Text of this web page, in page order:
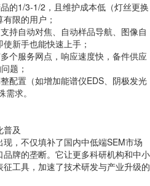
的1/3-1/2，且维护成本低（灯丝更换
限的用户；
持自动对焦、自动样品导航、图像自
新手也能快速上手；
个服务网点，响应速度快，备件供应
题；
配置（如增加能谱仪EDS、阴极发光
需求。
普及
，不仅填补了国内中低端SEM市场
牌的垄断。它让更多科研机构和中小
工具，加速了技术研发与产业升级的